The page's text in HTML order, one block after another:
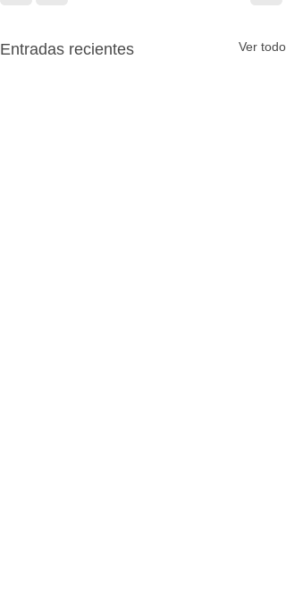
Entradas recientes Ver todo